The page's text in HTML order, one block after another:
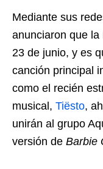
Mediante sus
anunciaron que
23 de junio, y es
canción principal
como el recién
musical, Tiësto,
unirán al grupo
versión de Barbie